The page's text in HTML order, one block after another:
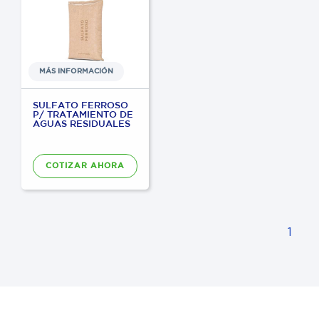
MÁS INFORMACIÓN
SULFATO FERROSO
P/ TRATAMIENTO DE
AGUAS RESIDUALES
COTIZAR AHORA
1